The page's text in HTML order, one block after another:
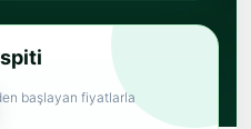
başlayan fiyatlarla